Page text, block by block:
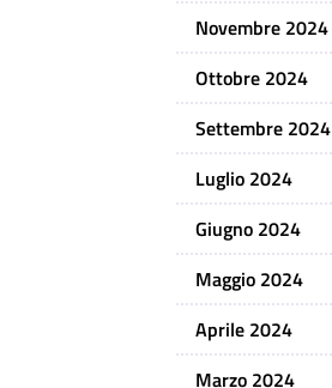
Novembre 2024
Ottobre 2024
Settembre 2024
Luglio 2024
Giugno 2024
Maggio 2024
Aprile 2024
Marzo 2024